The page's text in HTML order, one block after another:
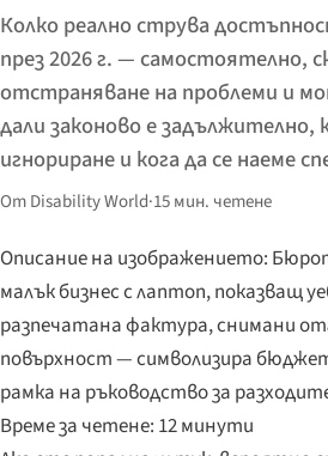
Колко реално струва
през 2026 г. — самостоятелно,
отстраняване на проблеми и
дали законово е задължително,
игнориране и кога да се наеме
От Disability World·15 мин. четене
Описание на изображението:
малък бизнес с лаптоп, показващ
разпечатана фактура, снимани
повърхност — символизира
рамка на ръководство за
Времe за четене: 12 минути